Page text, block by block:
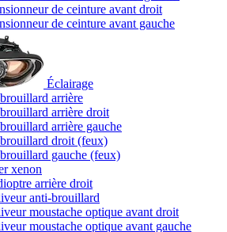
de ceinture avant droit
de ceinture avant gauche
Éclairage
arrière
arrière droit
arrière gauche
droit (feux)
gauche (feux)
xenon
arrière droit
anti-brouillard
moustache optique avant droit
moustache optique avant gauche